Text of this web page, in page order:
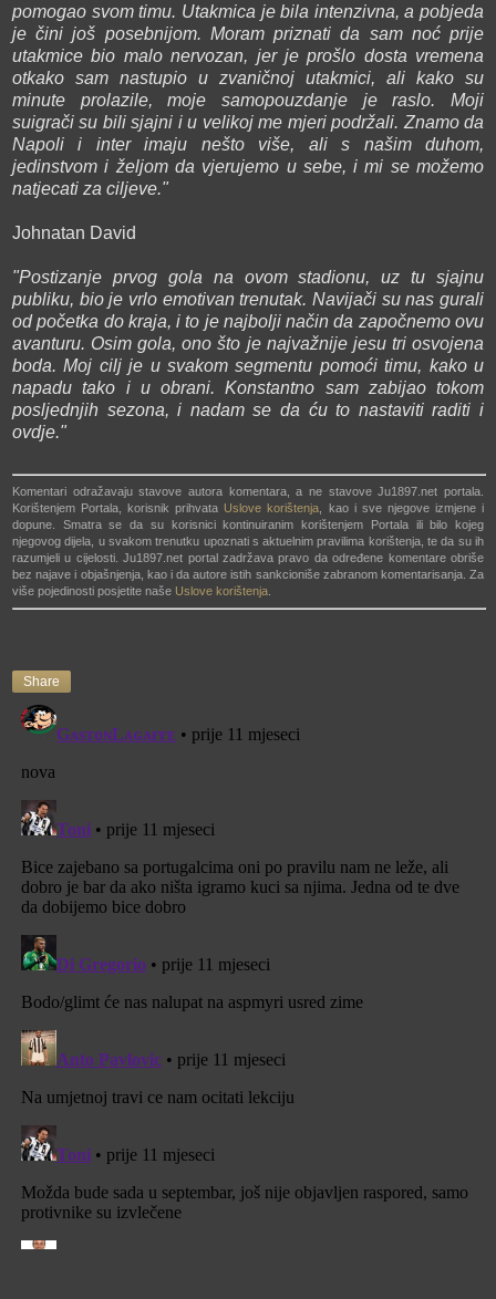
pomogao svom timu. Utakmica je bila intenzivna, a pobjeda
je čini još posebnijom. Moram priznati da sam noć prije
utakmice bio malo nervozan, jer je prošlo dosta vremena
otkako sam nastupio u zvaničnoj utakmici, ali kako su
minute prolazile, moje samopouzdanje je raslo. Moji
suigrači su bili sjajni i u velikoj me mjeri podržali. Znamo da
Napoli i inter imaju nešto više, ali s našim duhom,
jedinstvom i željom da vjerujemo u sebe, i mi se možemo
natjecati za ciljeve."
Johnatan David
"Postizanje prvog gola na ovom stadionu, uz tu sjajnu
publiku, bio je vrlo emotivan trenutak. Navijači su nas gurali
od početka do kraja, i to je najbolji način da započnemo ovu
avanturu. Osim gola, ono što je najvažnije jesu tri osvojena
boda. Moj cilj je u svakom segmentu pomoći timu, kako u
napadu tako i u obrani. Konstantno sam zabijao tokom
posljednjih sezona, i nadam se da ću to nastaviti raditi i
ovdje."
Komentari odražavaju stavove autora komentara, a ne stavove Ju1897.net portala.
Korištenjem Portala, korisnik prihvata Uslove korištenja , kao i sve njegove izmjene i
dopune. Smatra se da su korisnici kontinuiranim korištenjem Portala ili bilo kojeg
njegovog dijela, u svakom trenutku upoznati s aktuelnim pravilima korištenja, te da su ih
razumjeli u cijelosti. Ju1897.net portal zadržava pravo da određene komentare obriše
bez najave i objašnjenja, kao i da autore istih sankcioniše zabranom komentarisanja. Za
više pojedinosti posjetite naše Uslove korištenja
Share